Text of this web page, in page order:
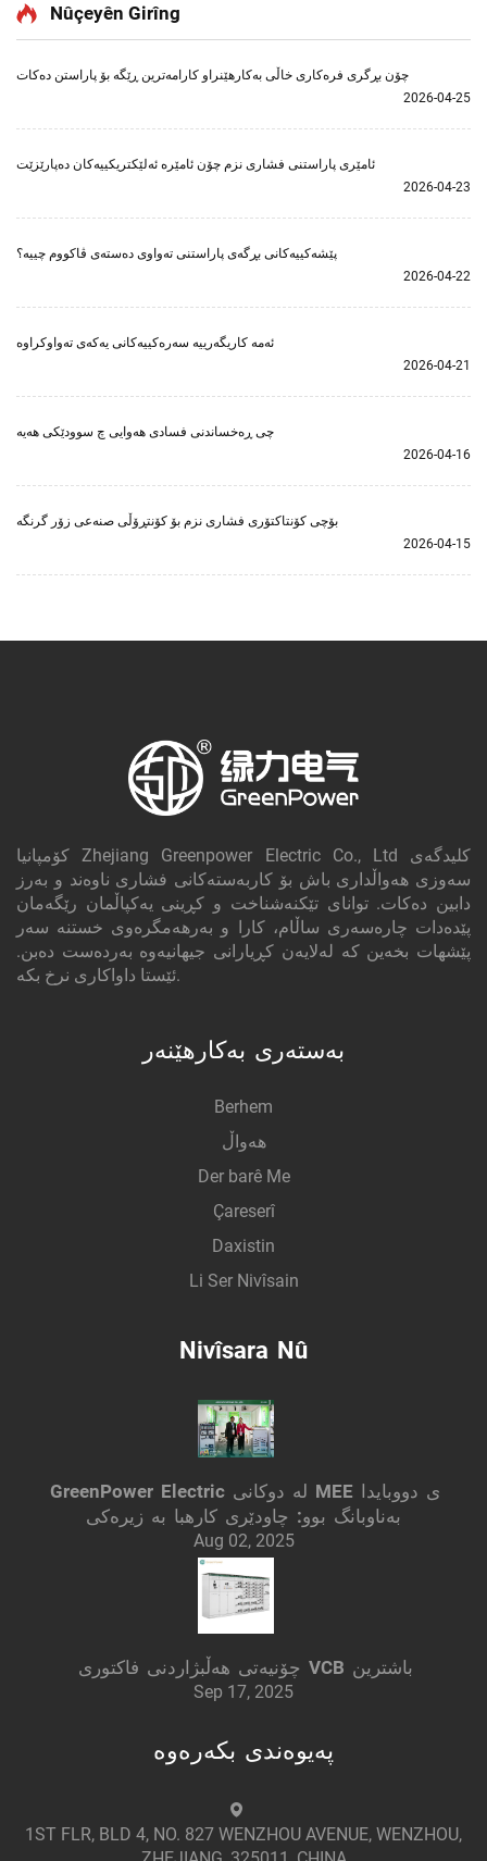
Nûçeyên Girîng
چۆن بڕگری فرەکاری خاڵی بەکارهێنراو کارامەترین ڕێگە بۆ پاراستن دەکات
2026-04-25
ئامێری پاراستنی فشاری نزم چۆن ئامێرە ئەلێکتریکییەکان دەپارێزێت
2026-04-23
پێشەکییەکانی بڕگەی پاراستنی تەواوی دەستەی ڤاکووم چییە؟
2026-04-22
ئەمە کاریگەرییە سەرەکییەکانی یەکەی تەواوکراوە
2026-04-21
چی ڕەخساندنی فسادی هەوایی چ سوودێکی هەیە
2026-04-16
بۆچی کۆنتاکتۆری فشاری نزم بۆ کۆنتڕۆڵی صنەعی زۆر گرنگە
2026-04-15
کۆمپانیا Zhejiang Greenpower Electric Co., Ltd کلیدگه‌ی
سەوزی هەواڵداری باش بۆ کاربەستەکانی فشاری ناوەند و بەرز
دابین دەکات. توانای تێکنەشناخت و کڕینی یەکپاڵمان رێگەمان
پێدەدات چارەسەری ساڵام، کارا و بەرهەمگرەوی خستنە سەر
پێشهات بخەین کە لەلایەن کڕیارانی جیهانیەوە بەردەست دەبن.
ئێستا داواکاری نرخ بکە.
بەستەری بەکارهێنەر
Berhem
هەواڵ
Der barê Me
Çareserî
Daxistin
Li Ser Nivîsain
Nivîsara Nû
GreenPower Electric لە دوکانی MEE ی دووبایدا
بەناوبانگ بوو: چاودێری کارهبا بە زیرەکی
Aug 02, 2025
چۆنیەتی هەڵبژاردنی فاکتوری VCB باشترین
Sep 17, 2025
پەیوەندی بکەرەوە
1ST FLR, BLD 4, NO. 827 WENZHOU AVENUE, WENZHOU,